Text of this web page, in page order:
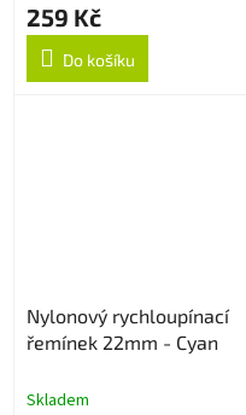
259 Kč
Do košíku
Nylonový rychloupínací
řemínek 22mm - Cyan
Skladem